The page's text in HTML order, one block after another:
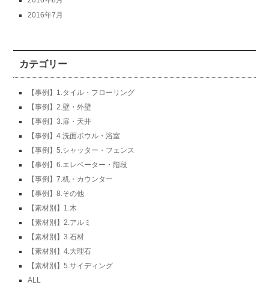
2016年7月
カテゴリー
【事例】1.タイル・フローリング
【事例】2.壁・外壁
【事例】3.扉・天井
【事例】4.洗面ボウル・浴室
【事例】5.シャッター・フェンス
【事例】6.エレベーター・階段
【事例】7.机・カウンター
【事例】8.その他
【素材別】1.木
【素材別】2.アルミ
【素材別】3.石材
【素材別】4.大理石
【素材別】5.サイディング
ALL